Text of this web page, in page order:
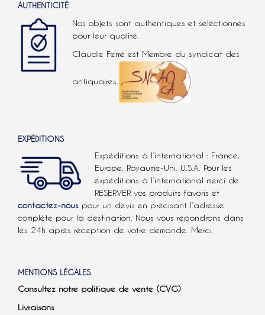
AUTHENTICITÉ
Nos objets sont authentiques et séléctionnés
pour leur qualité.
Claudie Ferré est Membre du syndicat des
antiquaires.
EXPÉDITIONS
Expéditions à l’international : France,
Europe, Royaume-Uni, U.S.A. Pour les
expéditions à l’international merci de
RÉSERVER vos produits favoris et
contactez-nous pour un devis en précisant l’adresse
complète pour la destination. Nous vous répondrons dans
les 24h après réception de votre demande. Merci.
MENTIONS LÉGALES
Consultez notre politique de vente (CVG)
Livraisons